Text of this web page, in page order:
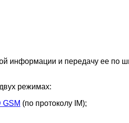
информации и передачу ее по
режимах:
GSM (по протоколу IM);